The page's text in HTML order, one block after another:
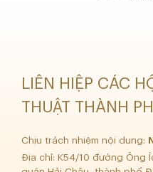
LIÊN HIỆP CÁC
THUẬT THÀNH
Chịu trách nhiệm nội dung:
Địa chỉ: K54/10 đường Ông